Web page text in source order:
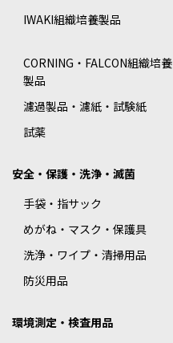
IWAKI組織培養製品
CORNING・FALCON組織培養
製品
濾過製品・濾紙・試験紙
試薬
安全・保護・洗浄・滅菌
手袋・指サック
めがね・マスク・保護具
洗浄・ワイプ・清掃用品
防災用品
環境測定・検査用品